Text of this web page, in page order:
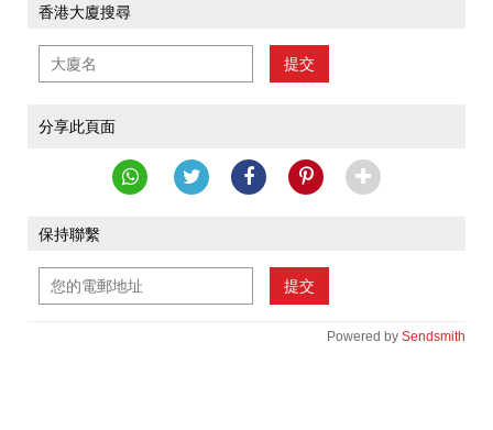
香港大廈搜尋
提交
分享此頁面
保持聯繫
提交
Powered by Sendsmith